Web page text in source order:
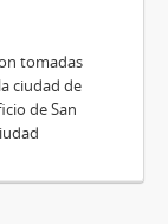
tomadas
ciudad de
de San